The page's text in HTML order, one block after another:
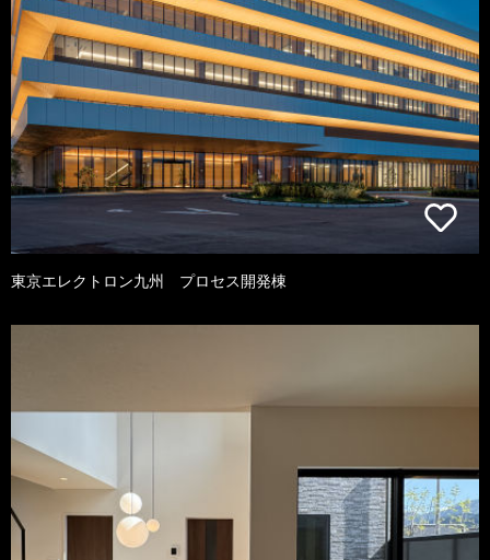
東京エレクトロン九州 プロセス開発棟